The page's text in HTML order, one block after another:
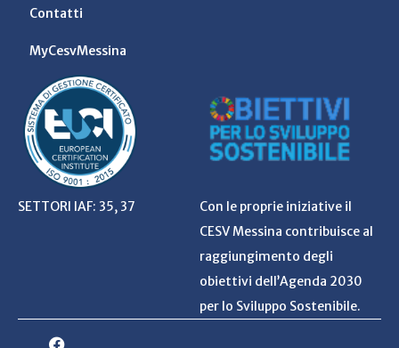
Contatti
MyCesvMessina
SETTORI IAF: 35, 37
Con le proprie iniziative il
CESV Messina contribuisce al
raggiungimento degli
obiettivi dell’Agenda 2030
per lo Sviluppo Sostenibile.